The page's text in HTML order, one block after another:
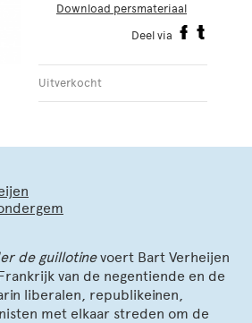
Download persmateriaal
Deel via
Uitverkocht
de guillotinevoert Bart Verheijen
van de negentiende en de
liberalen, republikeinen,
met elkaar streden om de